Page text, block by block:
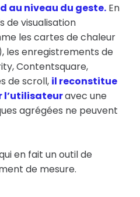
au niveau du geste. En
de visualisation
les cartes de chaleur
les enregistrements de
Contentsquare,
de scroll, il reconstitue
l’utilisateuravec une
agrégées ne peuvent
en fait un outil de
de mesure.